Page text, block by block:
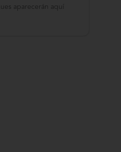
aparecerán aquí